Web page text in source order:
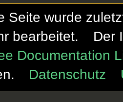
Seite wurde
bearbeitet.
Der
Documentation
Datenschutz